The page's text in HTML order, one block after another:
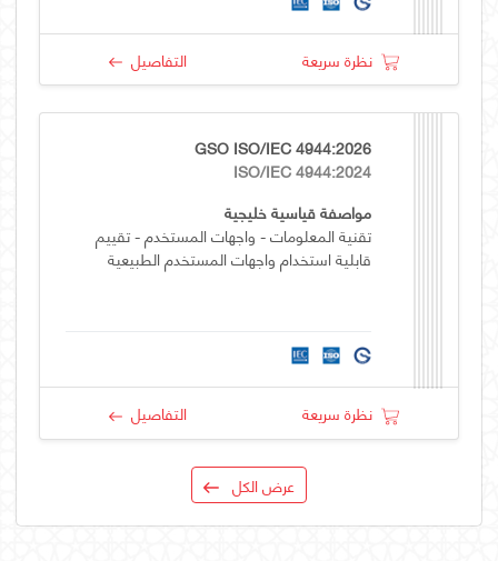
نظرة سريعة التفاصيل
GSO ISO/IEC 4944:2026
ISO/IEC 4944:2024
مواصفة قياسية خليجية
تقنية المعلومات - واجهات المستخدم - تقييم
قابلية استخدام واجهات المستخدم الطبيعية
نظرة سريعة التفاصيل
عرض الكل